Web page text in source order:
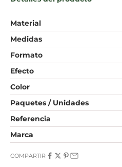
Material
Medidas
Formato
Efecto
Color
Paquetes / Unidades
Referencia
Marca
COMPARTIR